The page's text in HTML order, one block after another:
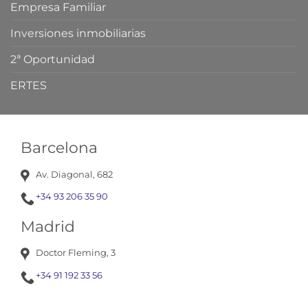
Barcelona
Av. Diagonal, 682
+34 93 206 35 90
Madrid
Doctor Fleming, 3
+34 91 192 33 56
Empresa Familiar
Inversiones inmobiliarias
2ª Oportunidad
ERTES